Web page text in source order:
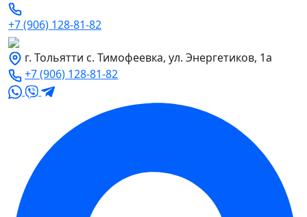
+7 (906) 128-81-82
г. Тольятти с. Тимофеевка, ул. Энергетиков, 1а
+7 (906) 128-81-82